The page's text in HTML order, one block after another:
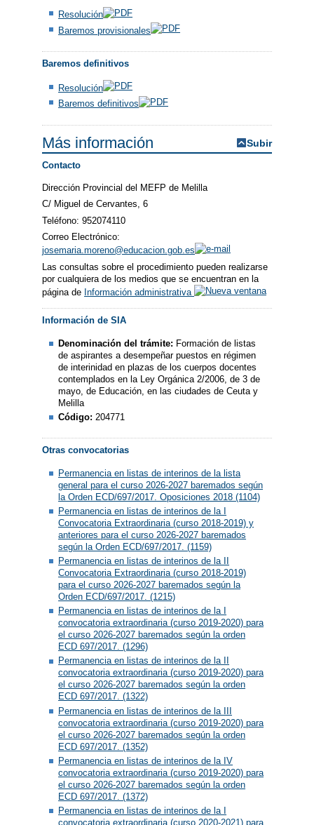
Resolución
Baremos provisionales
Baremos definitivos
Resolución
Baremos definitivos
Más información Subir
Contacto
Dirección Provincial del MEFP de Melilla
C/ Miguel de Cervantes, 6
Teléfono: 952074110
Correo Electrónico:
josemaria.moreno@educacion.gob.es
Las consultas sobre el procedimiento pueden realizarse
por cualquiera de los medios que se encuentran en la
página de Información administrativa
Información de SIA
Denominación del trámite: Formación de listas
de aspirantes a desempeñar puestos en régimen
de interinidad en plazas de los cuerpos docentes
contemplados en la Ley Orgánica 2/2006, de 3 de
mayo, de Educación, en las ciudades de Ceuta y
Melilla
Código: 204771
Otras convocatorias
Permanencia en listas de interinos de la lista
general para el curso 2026-2027 baremados según
la Orden ECD/697/2017. Oposiciones 2018 (1104)
Permanencia en listas de interinos de la I
Convocatoria Extraordinaria (curso 2018-2019) y
anteriores para el curso 2026-2027 baremados
según la Orden ECD/697/2017. (1159)
Permanencia en listas de interinos de la II
Convocatoria Extraordinaria (curso 2018-2019)
para el curso 2026-2027 baremados según la
Orden ECD/697/2017. (1215)
Permanencia en listas de interinos de la I
convocatoria extraordinaria (curso 2019-2020) para
el curso 2026-2027 baremados según la orden
ECD 697/2017. (1296)
Permanencia en listas de interinos de la II
convocatoria extraordinaria (curso 2019-2020) para
el curso 2026-2027 baremados según la orden
ECD 697/2017. (1322)
Permanencia en listas de interinos de la III
convocatoria extraordinaria (curso 2019-2020) para
el curso 2026-2027 baremados según la orden
ECD 697/2017. (1352)
Permanencia en listas de interinos de la IV
convocatoria extraordinaria (curso 2019-2020) para
el curso 2026-2027 baremados según la orden
ECD 697/2017. (1372)
Permanencia en listas de interinos de la I
convocatoria extraordinaria (curso 2020-2021) para